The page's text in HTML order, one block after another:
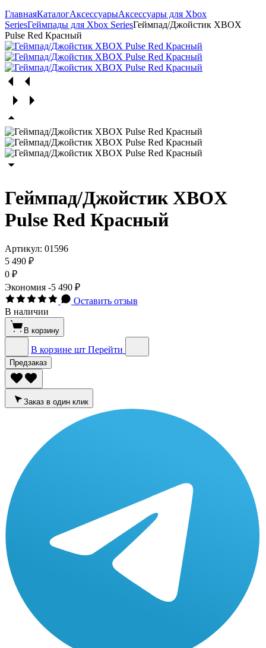
ГлавнаяКаталогАксессуарыАксессуары для Xbox
SeriesГеймпады для Xbox SeriesГеймпад/Джойстик XBOX
Pulse Red Красный
Геймпад/Джойстик XBOX
Pulse Red Красный
Артикул: 01596
5 490 ₽
0 ₽
Экономия -5 490 ₽
Оставить отзыв
В наличии
В корзину
В корзине шт Перейти
Предзаказ
Заказ в один клик